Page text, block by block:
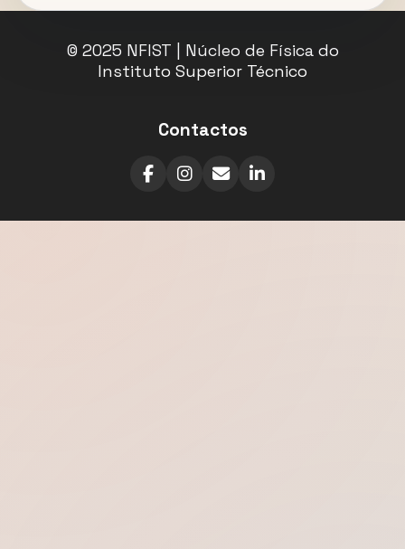
© 2025 NFIST | Núcleo de Física do
Instituto Superior Técnico
Contactos